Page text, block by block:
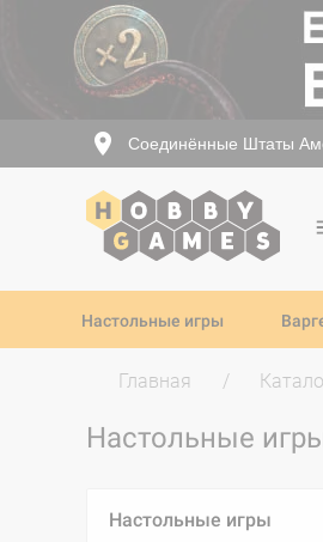
Соединённые Штаты
Настольные игры
Главная
Настольные
Настольные игры